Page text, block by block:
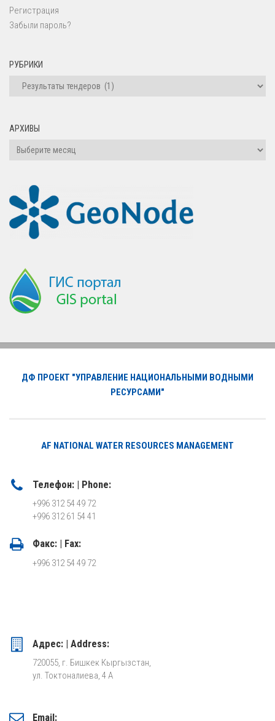
Регистрация
Забыли пароль?
РУБРИКИ
АРХИВЫ
ДФ ПРОЕКТ "УПРАВЛЕНИЕ НАЦИОНАЛЬНЫМИ ВОДНЫМИ
РЕСУРСАМИ"
AF NATIONAL WATER RESOURCES MANAGEMENT
Телефон: | Phone:
+996 312 54 49 72
+996 312 61 54 41
Факс: | Fax:
+996 312 54 49 72
Адрес: | Address:
720055, г. Бишкек Кыргызстан,
ул. Токтоналиева, 4 А
Email: